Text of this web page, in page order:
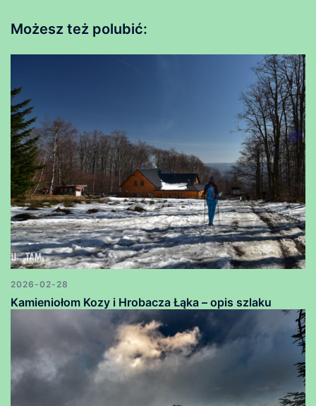
Możesz też polubić:
2026-02-28
Kamieniołom Kozy i Hrobacza Łąka – opis szlaku